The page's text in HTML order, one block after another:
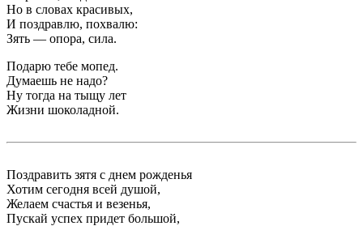
Но в словах красивых,
И поздравлю, похвалю:
Зять — опора, сила.
Подарю тебе мопед.
Думаешь не надо?
Ну тогда на тыщу лет
Жизни шоколадной.
Поздравить зятя с днем рожденья
Хотим сегодня всей душой,
Желаем счастья и везенья,
Пускай успех придет большой,